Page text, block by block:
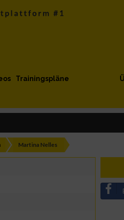
Trainingspläne
Martina Nelles